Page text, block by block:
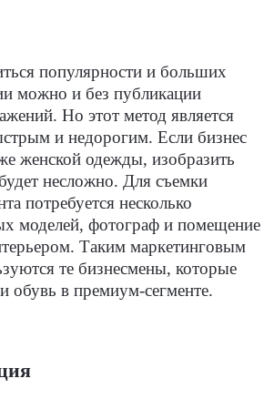
популярности и больших
можно и без публикации
Но этот метод является
и недорогим. Если бизнес
женской одежды, изобразить
несложно. Для съемки
потребуется несколько
моделей, фотограф и помещение
Таким маркетинговым
те бизнесмены, которые
обувь в премиум-сегменте.